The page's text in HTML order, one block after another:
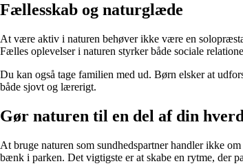
Fællesskab og naturglæde
At være aktiv i naturen behøver ikke være en
Fælles oplevelser i naturen styrker både sociale
Du kan også tage familien med ud. Børn elsker at
både sjovt og lærerigt.
Gør naturen til en del af din
At bruge naturen som sundhedspartner handler ikke
bænk i parken. Det vigtigste er at skabe en rytme, der